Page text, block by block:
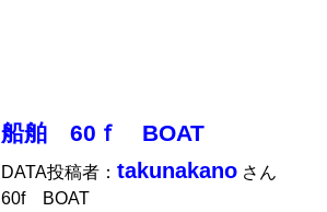
船舶 60ｆ BOAT
DATA投稿者：takunakano さん
60f BOAT